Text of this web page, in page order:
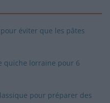
éviter que les pâtes
quiche lorraine pour 6
pour préparer des